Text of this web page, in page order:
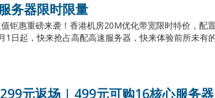
务器限时限量
钜惠重磅来袭！香港机房20M优化带宽限时特价，配
1日起，快来抢占高配高速服务器，快来体验前所未
元返场 | 499元可购16核心服务器